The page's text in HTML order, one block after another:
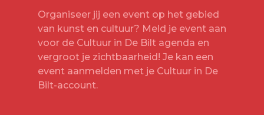
Organiseer jij een event op het gebied
van kunst en cultuur? Meld je event aan
voor de Cultuur in De Bilt agenda en
vergroot je zichtbaarheid! Je kan een
event aanmelden met je Cultuur in De
Bilt-account.